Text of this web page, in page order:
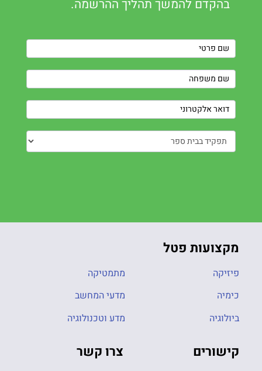
בהקדם להמשך תהליך ההרשמה.
Contact
Us
מקצועות פטל
פיזיקה
כימיה
ביולוגיה
מתמטיקה
מדעי המחשב
מדע וטכנולוגיה
קישורים צרו קשר